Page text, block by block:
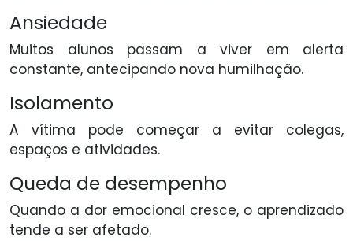
Ansiedade
Muitos alunos passam a viver em alerta
constante, antecipando nova humilhação.
Isolamento
A vítima pode começar a evitar colegas,
espaços e atividades.
Queda de desempenho
Quando a dor emocional cresce, o aprendizado
tende a ser afetado.